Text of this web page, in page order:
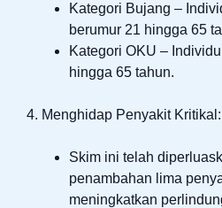
Kategori Bujang –
berumur 21 hingga 65
Kategori OKU –
hingga 65 tahun.
4. Menghidap Penyakit Kritikal:
Skim ini telah
penambahan lima
meningkatkan